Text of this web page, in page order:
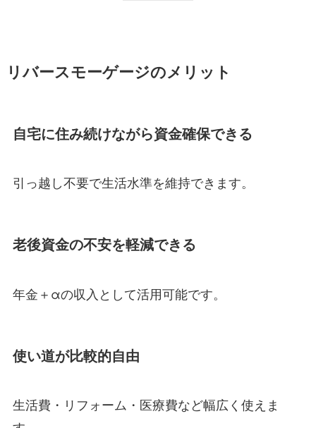
リバースモーゲージのメリット
自宅に住み続けながら資金確保できる
引っ越し不要で生活水準を維持できます。
老後資金の不安を軽減できる
年金＋αの収入として活用可能です。
使い道が比較的自由
生活費・リフォーム・医療費など幅広く使えま